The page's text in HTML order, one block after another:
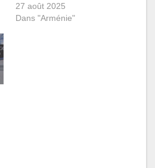
27 août 2025
Dans "Arménie"